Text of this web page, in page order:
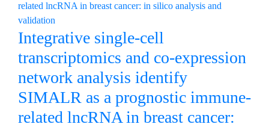
Integrative single-cell
transcriptomics and co-expression
network analysis identify
SIMALR as a prognostic immune-
related lncRNA in breast cancer: